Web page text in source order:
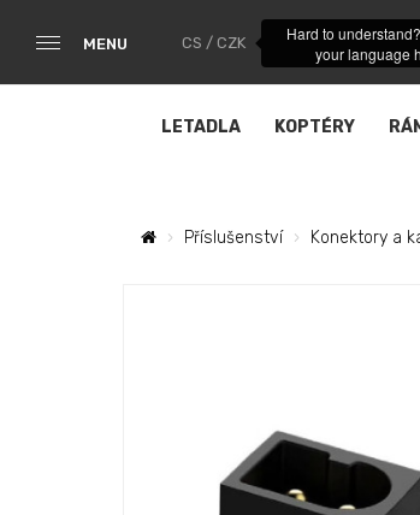
MENU CS / CZK
Hard to
your language
LETADLA KOPTÉRY
Příslušenství Konektory a